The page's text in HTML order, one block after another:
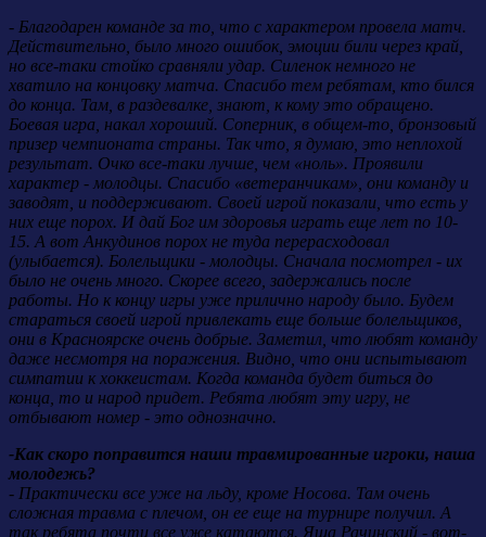
- Благодарен команде за то, что с характером провела матч.
Действительно, было много ошибок, эмоции били через край,
но все-таки стойко сравняли удар. Силенок немного не
хватило на концовку матча. Спасибо тем ребятам, кто бился
до конца. Там, в раздевалке, знают, к кому это обращено.
Боевая игра, накал хороший. Соперник, в общем-то, бронзовый
призер чемпионата страны. Так что, я думаю, это неплохой
результат. Очко все-таки лучше, чем «ноль». Проявили
характер - молодцы. Спасибо «ветеранчикам», они команду и
заводят, и поддерживают. Своей игрой показали, что есть у
них еще порох. И дай Бог им здоровья играть еще лет по 10-
15. А вот Анкудинов порох не туда перерасходовал
(улыбается). Болельщики - молодцы. Сначала посмотрел - их
было не очень много. Скорее всего, задержались после
работы. Но к концу игры уже прилично народу было. Будем
стараться своей игрой привлекать еще больше болельщиков,
они в Красноярске очень добрые. Заметил, что любят команду
даже несмотря на поражения. Видно, что они испытывают
симпатии к хоккеистам. Когда команда будет биться до
конца, то и народ придет. Ребята любят эту игру, не
отбывают номер - это однозначно.
-Как скоро поправится наши травмированные игроки, наша
молодежь?
- Практически все уже на льду, кроме Носова. Там очень
сложная травма с плечом, он ее еще на турнире получил. А
так ребята почти все уже катаются. Яша Рачинский - вот-